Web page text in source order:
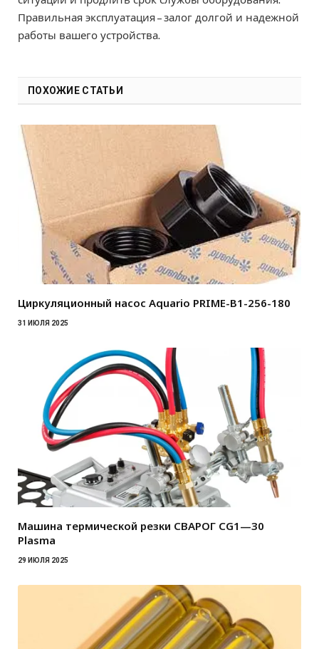
Правильная эксплуатация – залог долгой и надежной
работы вашего устройства.
ПОХОЖИЕ СТАТЬИ
Циркуляционный насос Aquario PRIME-B1-256-180
31 ИЮЛЯ 2025
Машина термической резки СВАРОГ CG1—30
Plasma
29 ИЮЛЯ 2025